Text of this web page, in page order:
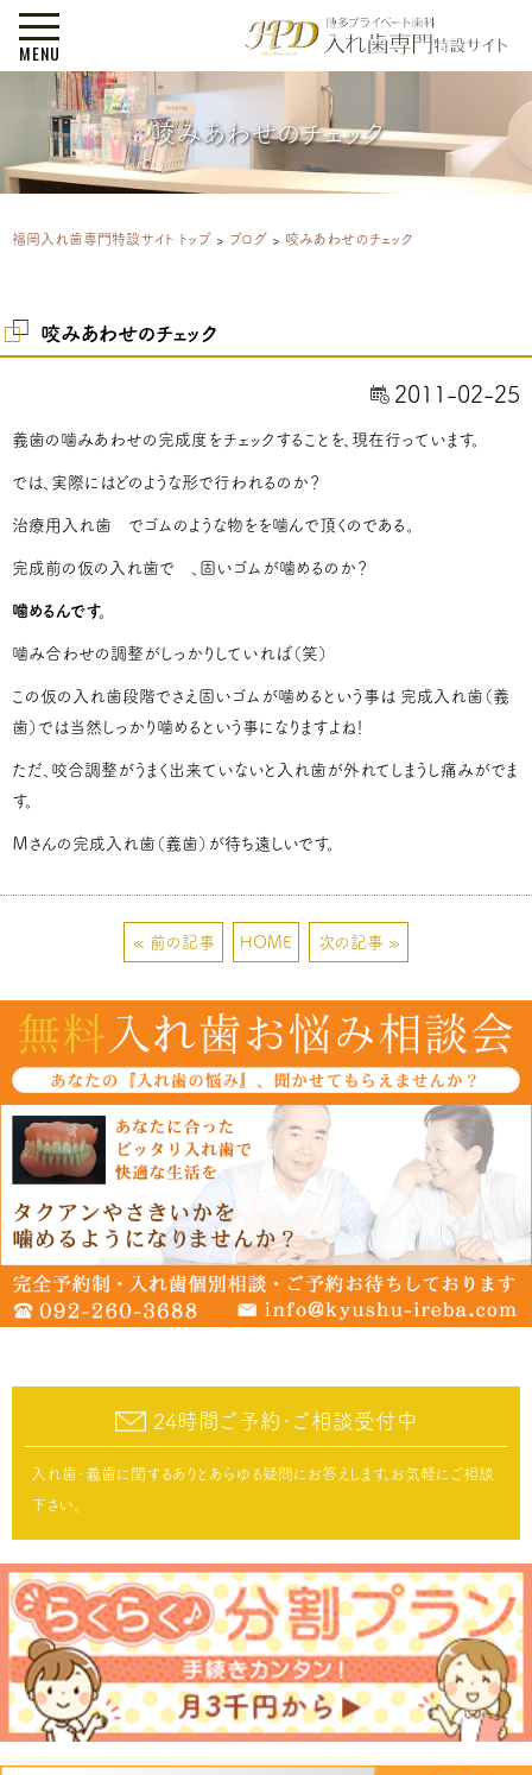
MENU
咬みあわせのチェック
福岡入れ歯専門特設サイト トップ > ブログ > 咬みあわせのチェック
咬みあわせのチェック
2011-02-25
義歯の噛みあわせの完成度をチェックすることを、現在行っています。
では、実際にはどのような形で行われるのか？
治療用入れ歯 でゴムのような物をを噛んで頂くのである。
完成前の仮の入れ歯で 、固いゴムが噛めるのか？
噛めるんです。
噛み合わせの調整がしっかりしていれば（笑）
この仮の入れ歯段階でさえ固いゴムが噛めるという事は 完成入れ歯（義
歯）では当然しっかり噛めるという事になりますよね！
ただ、咬合調整がうまく出来ていないと入れ歯が外れてしまうし痛みがでま
す。
Ｍさんの完成入れ歯（義歯）が待ち遠しいです。
« 前の記事 HOME 次の記事 »
24時間ご予約･ご相談受付中
入れ歯･義歯に関するありとあらゆる疑問にお答えします。お気軽にご相談
下さい。